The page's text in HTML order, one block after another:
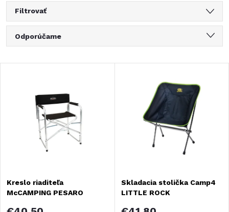
Filtrovať
R
a
e
Odporúčame
Najpredávanejšie
Abecedne
s
p
Kreslo riaditeľa
McCAMPING PESARO
Skladacia stolička Camp4
LITTLE ROCK